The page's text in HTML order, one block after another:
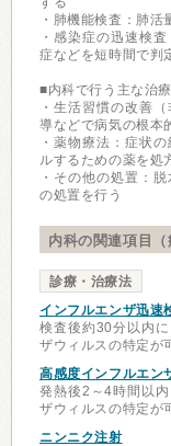
・肺機能検査：肺
・感染症の迅速検
症などを短時間で判
■内科で行う主な治
・生活習慣の改善
導などで病気の根本
・薬物療法：症状
ルするための薬を処
・その他の処置：
の処置を行う
内科の関連項目（
診療・治療法
インフルエンザ迅速
検査後約30分以内
ザウィルスの特定が
高感度インフルエン
発熱後2～4時間以
ザウィルスの特定が
ニンニク注射